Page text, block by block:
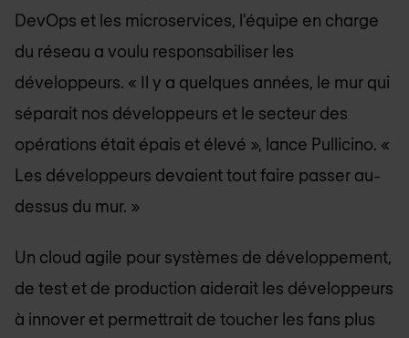
DevOps et les microservices, l'équipe en charge
du réseau a voulu responsabiliser les
développeurs. « Il y a quelques années, le mur qui
séparait nos développeurs et le secteur des
opérations était épais et élevé », lance Pullicino. «
Les développeurs devaient tout faire passer au-
dessus du mur. »
Un cloud agile pour systèmes de développement,
de test et de production aiderait les développeurs
à innover et permettrait de toucher les fans plus